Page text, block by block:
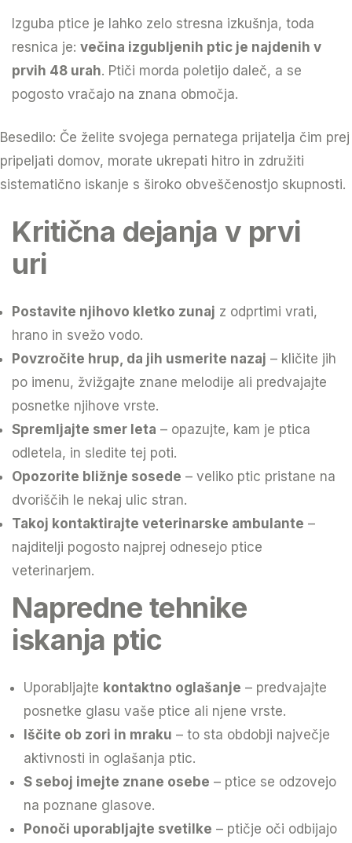
Izguba ptice je lahko zelo stresna izkušnja, toda
resnica je: večina izgubljenih ptic je najdenih v
prvih 48 urah. Ptiči morda poletijo daleč, a se
pogosto vračajo na znana območja.
Besedilo: Če želite svojega pernatega prijatelja čim prej
pripeljati domov, morate ukrepati hitro in združiti
sistematično iskanje s široko obveščenostjo skupnosti.
Kritična dejanja v prvi
uri
Postavite njihovo kletko zunaj z odprtimi vrati,
hrano in svežo vodo.
Povzročite hrup, da jih usmerite nazaj – kličite jih
po imenu, žvižgajte znane melodije ali predvajajte
posnetke njihove vrste.
Spremljajte smer leta – opazujte, kam je ptica
odletela, in sledite tej poti.
Opozorite bližnje sosede – veliko ptic pristane na
dvoriščih le nekaj ulic stran.
Takoj kontaktirajte veterinarske ambulante –
najditelji pogosto najprej odnesejo ptice
veterinarjem.
Napredne tehnike
iskanja ptic
Uporabljajte kontaktno oglašanje – predvajajte
posnetke glasu vaše ptice ali njene vrste.
Iščite ob zori in mraku – to sta obdobji največje
aktivnosti in oglašanja ptic.
S seboj imejte znane osebe – ptice se odzovejo
na poznane glasove.
Ponoči uporabljajte svetilke – ptičje oči odbijajo